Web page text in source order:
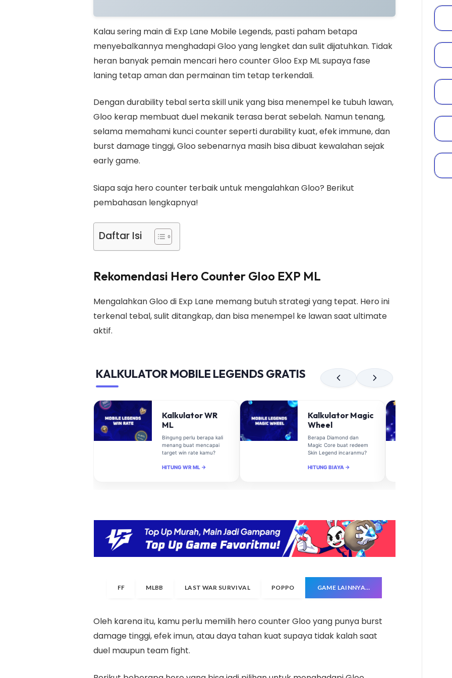
Kalau sering main di Exp Lane Mobile Legends, pasti paham betapa
menyebalkannya menghadapi Gloo yang lengket dan sulit dijatuhkan. Tidak
heran banyak pemain mencari hero counter Gloo Exp ML supaya fase
laning tetap aman dan permainan tim tetap terkendali.
Dengan durability tebal serta skill unik yang bisa menempel ke tubuh lawan,
Gloo kerap membuat duel mekanik terasa berat sebelah. Namun tenang,
selama memahami kunci counter seperti durability kuat, efek immune, dan
burst damage tinggi, Gloo sebenarnya masih bisa dibuat kewalahan sejak
early game.
Siapa saja hero counter terbaik untuk mengalahkan Gloo? Berikut
pembahasan lengkapnya!
Daftar Isi
Rekomendasi Hero Counter Gloo EXP ML
Mengalahkan Gloo di Exp Lane memang butuh strategi yang tepat. Hero ini
terkenal tebal, sulit ditangkap, dan bisa menempel ke lawan saat ultimate
aktif.
KALKULATOR MOBILE LEGENDS GRATIS
Kalkulator WR
ML
Bingung perlu berapa kali
menang buat mencapai
target win rate kamu?
HITUNG WR ML →
Kalkulator Magic
Wheel
Berapa Diamond dan
Magic Core buat redeem
Skin Legend incaranmu?
HITUNG BIAYA →
FF MLBB LAST WAR SURVIVAL POPPO GAME LAINNYA…
Oleh karena itu, kamu perlu memilih hero counter Gloo yang punya burst
damage tinggi, efek imun, atau daya tahan kuat supaya tidak kalah saat
duel maupun team fight.